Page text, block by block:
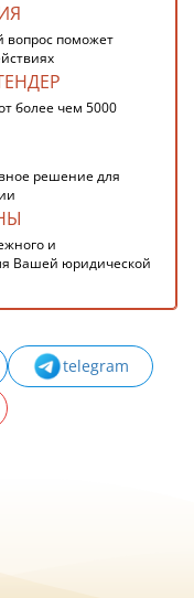
вопрос поможет
более чем 5000
решение для
и
Вашей юридической
telegram